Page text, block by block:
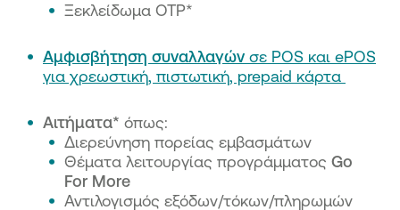
Ξεκλείδωμα OTP*
Αμφισβήτηση συναλλαγών σε POS και ePOS
για χρεωστική, πιστωτική, prepaid κάρτα
Aιτήματα* όπως:
Διερεύνηση πορείας εμβασμάτων
Θέματα λειτουργίας προγράμματος Go
For More
Αντιλογισμός εξόδων/τόκων/πληρωμών